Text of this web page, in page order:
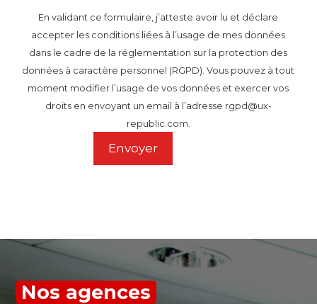
En validant ce formulaire, j’atteste avoir lu et déclare
accepter les conditions liées à l’usage de mes données
dans le cadre de la réglementation sur la protection des
données à caractère personnel (RGPD). Vous pouvez à tout
moment modifier l’usage de vos données et exercer vos
droits en envoyant un email à l’adresse rgpd@ux-
republic.com.
Nos agences